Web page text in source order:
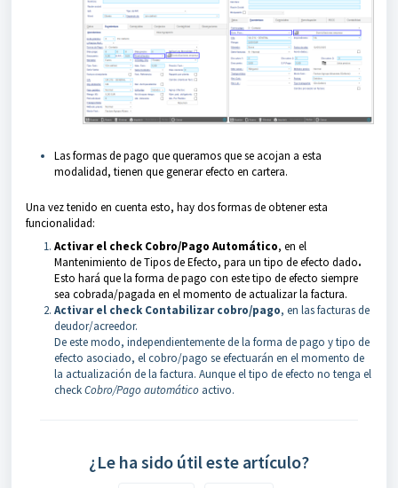
Las formas de pago que queramos que se acojan a esta
modalidad, tienen que generar efecto en cartera.
Una vez tenido en cuenta esto, hay dos formas de obtener esta
funcionalidad:
Activar el check Cobro/Pago Automático, en el
Mantenimiento de Tipos de Efecto, para un tipo de efecto dado.
Esto hará que la forma de pago con este tipo de efecto siempre
sea cobrada/pagada en el momento de actualizar la factura.
Activar el check Contabilizar cobro/pago, en las facturas de
deudor/acreedor.
De este modo, independientemente de la forma de pago y tipo de
efecto asociado, el cobro/pago se efectuarán en el momento de
la actualización de la factura. Aunque el tipo de efecto no tenga el
checkCobro/Pago automático activo.
¿Le ha sido útil este artículo?